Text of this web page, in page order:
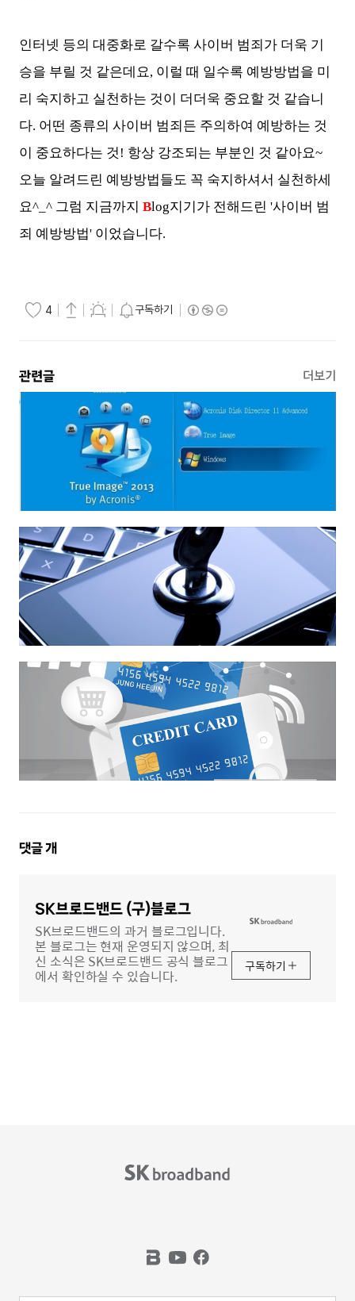
인터넷 등의 대중화로 갈수록 사이버 범죄가 더욱 기
승을 부릴 것 같은데요, 이럴 때 일수록 예방방법을 미
리 숙지하고 실천하는 것이 더더욱 중요할 것 같습니
다. 어떤 종류의 사이버 범죄든 주의하여 예방하는 것
이 중요하다는 것! 항상 강조되는 부분인 것 같아요~
오늘 알려드린 예방방법들도 꼭 숙지하셔서 실천하세
요^_^ 그럼 지금까지 Blog지기가 전해드린 '사이버 범
죄 예방방법' 이었습니다.
4 구독하기
관련글 더보기
댓
댓글개
SK브로드밴드 (구)블로그
SK브로드밴드의 과거 블로그입니다.
본 블로그는 현재 운영되지 않으며, 최
신 소식은 SK브로드밴드 공식 블로그
에서 확인하실 수 있습니다.
구독하기